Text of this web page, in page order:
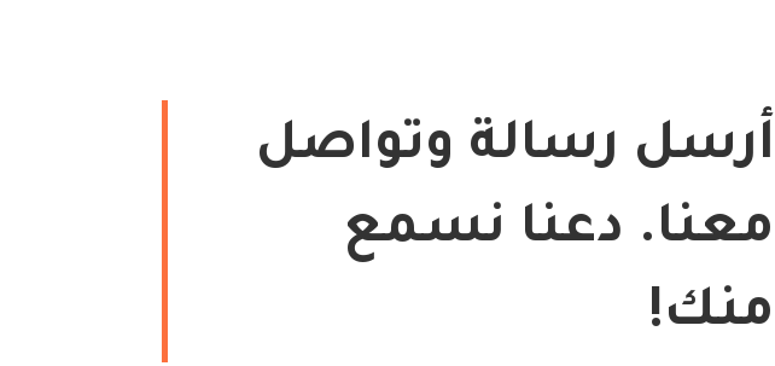
أرسل رسالة وتواصل
معنا. دعنا نسمع
منك!